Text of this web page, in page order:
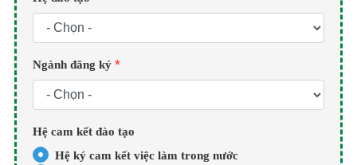
Ngành đăng ký *
Hệ cam kết đào tạo
Hệ ký cam kết việc làm trong nước